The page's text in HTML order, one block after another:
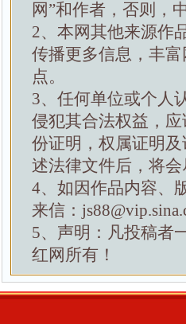
网”和作者，否则，
2、本网其他来源作
传播更多信息，丰
点。
3、任何单位或个人
侵犯其合法权益，
份证明，权属证明
述法律文件后，将
4、如因作品内容、
来信：
5、声明：凡投稿者
红网所有！